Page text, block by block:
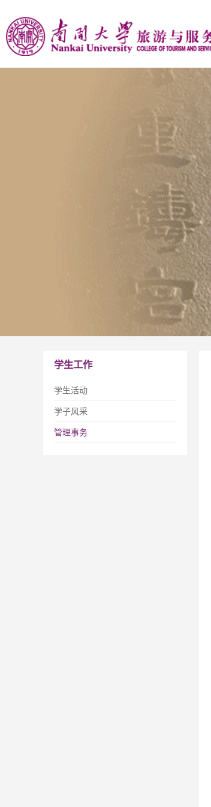
学生工作
学生活动
学子风采
管理事务